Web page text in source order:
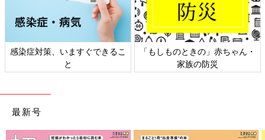
感染症対策、いますぐできるこ
と
「もしものときの」赤ちゃん・
家族の防災
最新号